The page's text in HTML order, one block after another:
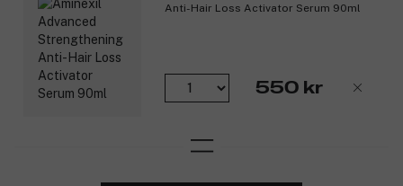
Anti-Hair Loss Activator Serum 90ml
550 kr